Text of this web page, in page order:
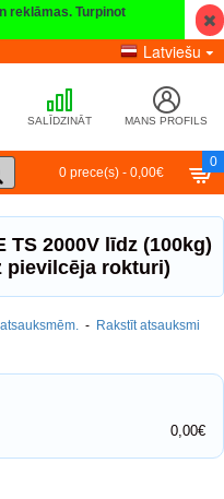
reklāmas. Turpinot
Latviešu
SALĪDZINĀT MANS PROFILS
0 prece(s) - 0,00€
0
2000V līdz (100kg)
pievilcēja rokturi)
- Rakstīt atsauksmi
0,00€